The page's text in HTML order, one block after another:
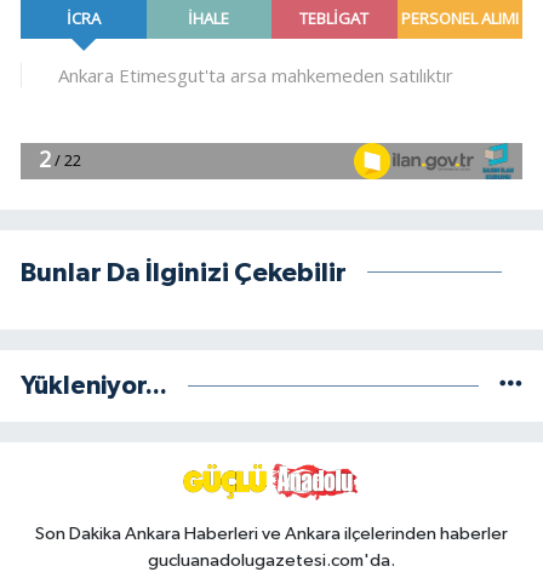
Bunlar Da İlginizi Çekebilir
Yükleniyor...
Son Dakika Ankara Haberleri ve Ankara ilçelerinden haberler
gucluanadolugazetesi.com'da.